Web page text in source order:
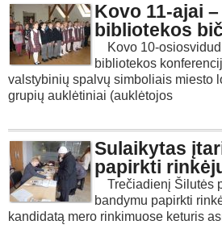
Kovo 11-ajai
bibliotekos
Kovo 10-
bibliotekos
valstybinių spalvų simboliais miesto
grupių auklėtiniai (auklėtojos
Sulaikytas
papirkti
Trečiadienį Šilutės
bandymu papirkti
kandidatą mero rinkimuose keturis